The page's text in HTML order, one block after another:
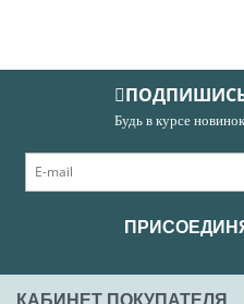
Будь в курсе
КАБИНЕТ ПОКУПАТЕЛЯ